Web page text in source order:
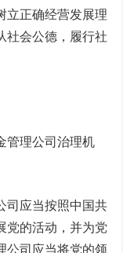
立正确经营发展理
社会公德，履行社
理公司治理机
应当按照中国共
党的活动，并为党
公司应当将党的领